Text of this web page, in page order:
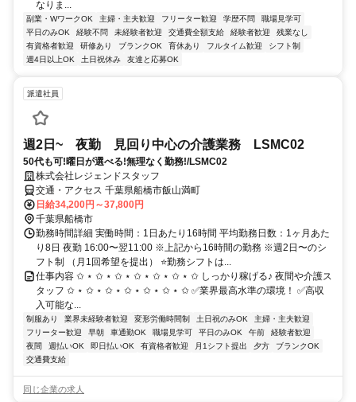
なりま...
副業・WワークOK 主婦・主夫歓迎 フリーター歓迎 学歴不問
職場見学可
平日のみOK
経験不問 未経験者歓迎 交通費全額支給 経験者歓迎
残業なし
有資格者歓迎
研修あり ブランクOK 育休あり フルタイム歓迎
シフト制
週4日以上OK
土日祝休み 友達と応募OK
派遣社員
週2日~ 夜勤 見回り中心の介護業務 LSMC02
50代も可!曜日が選べる!無理なく勤務!/LSMC02
株式会社レジェンドスタッフ
交通・アクセス 千葉県船橋市飯山満町
日給34,200円～37,800円
千葉県船橋市
勤務時間詳細 実働時間：1日あたり16時間 平均勤務日数：1ヶ月あた
り8日 夜勤 16:00〜翌11:00 ※上記から16時間の勤務 ※週2日〜のシ
フト制 （月1回希望を提出） ⭐勤務シフトは...
仕事内容 ✩ ⋆ ✩ ⋆ ✩ ⋆ ✩ ⋆ ✩ ⋆ ✩ ⋆ ✩ しっかり稼げる♪ 夜間や介護ス
タッフ ✩ ⋆ ✩ ⋆ ✩ ⋆ ✩ ⋆ ✩ ⋆ ✩ ⋆ ✩ ✅業界最高水準の環境！ ✅高収
入可能な...
制服あり 業界未経験者歓迎 変形労働時間制 土日祝のみOK
主婦・主夫歓迎
フリーター歓迎
早朝 車通勤OK 職場見学可 平日のみOK 午前
経験者歓迎
夜間
週払いOK 即日払いOK 有資格者歓迎 月1シフト提出 夕方
ブランクOK
交通費支給
同じ企業の求人